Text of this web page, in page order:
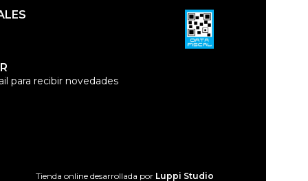
para recibir novedades
Tienda online desarrollada por Luppi Studio